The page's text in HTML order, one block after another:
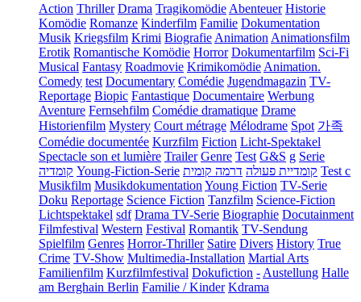
Action Thriller Drama Tragikomödie Abenteuer Historie
Komödie Romanze Kinderfilm Familie Dokumentation
Musik Kriegsfilm Krimi Biografie Animation Animationsfilm
Erotik Romantische Komödie Horror Dokumentarfilm Sci-Fi
Musical Fantasy Roadmovie Krimikomödie Animation.
Comedy test Documentary Comédie Jugendmagazin TV-
Reportage Biopic Fantastique Documentaire Werbung
Aventure Fernsehfilm Comédie dramatique Drame
Historienfilm Mystery Court métrage Mélodrame Spot 가족
Comédie documentée Kurzfilm Fiction Licht-Spektakel
Spectacle son et lumière Trailer Genre Test G&S g Serie
קומדיה Young-Fiction-Serie קומדיית פעולה דרמה קומית
Test c
Musikfilm Musikdokumentation Young Fiction TV-Serie
Doku Reportage Science Fiction Tanzfilm Science-Fiction
Lichtspektakel sdf Drama TV-Serie Biographie Docutainment
Filmfestival Western Festival Romantik TV-Sendung
Spielfilm Genres Horror-Thriller Satire Divers History True
Crime TV-Show Multimedia-Installation Martial Arts
Familienfilm Kurzfilmfestival Dokufiction - Austellung Halle
am Berghain Berlin Familie / Kinder Kdrama